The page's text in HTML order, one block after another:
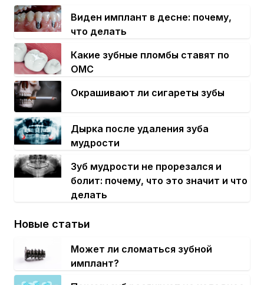
Виден имплант в десне: почему,
что делать
Какие зубные пломбы ставят по
ОМС
Окрашивают ли сигареты зубы
Дырка после удаления зуба
мудрости
Зуб мудрости не прорезался и
болит: почему, что это значит и что
делать
Новые статьи
Может ли сломаться зубной
имплант?